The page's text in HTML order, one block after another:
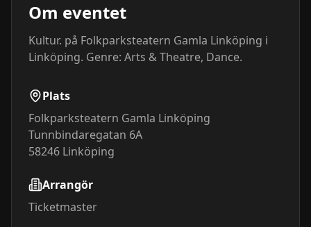
Om eventet
Kultur. på Folkparksteatern Gamla Linköping i
Linköping. Genre: Arts & Theatre, Dance.
Plats
Folkparksteatern Gamla Linköping
Tunnbindaregatan 6A
58246 Linköping
Arrangör
Ticketmaster